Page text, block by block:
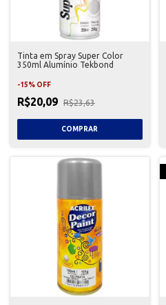
Tinta em Spray Super Color
350ml Alumínio Tekbond
-15% OFF
R$20,09 R$23,63